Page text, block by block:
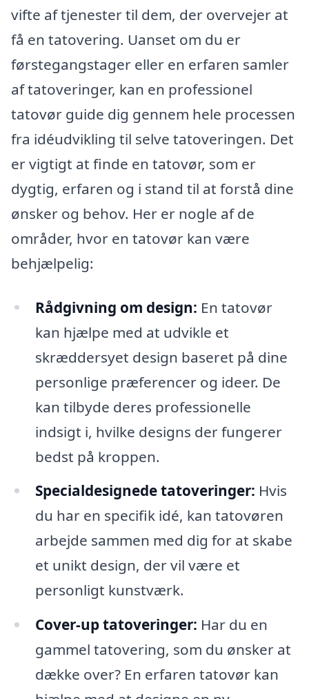
vifte af tjenester til dem, der overvejer at
få en tatovering. Uanset om du er
førstegangstager eller en erfaren samler
af tatoveringer, kan en professionel
tatovør guide dig gennem hele processen
fra idéudvikling til selve tatoveringen. Det
er vigtigt at finde en tatovør, som er
dygtig, erfaren og i stand til at forstå dine
ønsker og behov. Her er nogle af de
områder, hvor en tatovør kan være
behjælpelig:
Rådgivning om design: En tatovør
kan hjælpe med at udvikle et
skræddersyet design baseret på dine
personlige præferencer og ideer. De
kan tilbyde deres professionelle
indsigt i, hvilke designs der fungerer
bedst på kroppen.
Specialdesignede tatoveringer: Hvis
du har en specifik idé, kan tatovøren
arbejde sammen med dig for at skabe
et unikt design, der vil være et
personligt kunstværk.
Cover-up tatoveringer: Har du en
gammel tatovering, som du ønsker at
dække over? En erfaren tatovør kan